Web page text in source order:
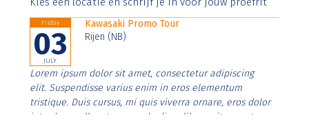
Friday
03
JULY
Kawasaki Promo Tour
Rijen (NB)
Lorem ipsum dolor sit amet, consectetur adipiscing
elit. Suspendisse varius enim in eros elementum
tristique. Duis cursus, mi quis viverra ornare, eros dolor
interdum nulla, ut commodo diam libero vitae erat.